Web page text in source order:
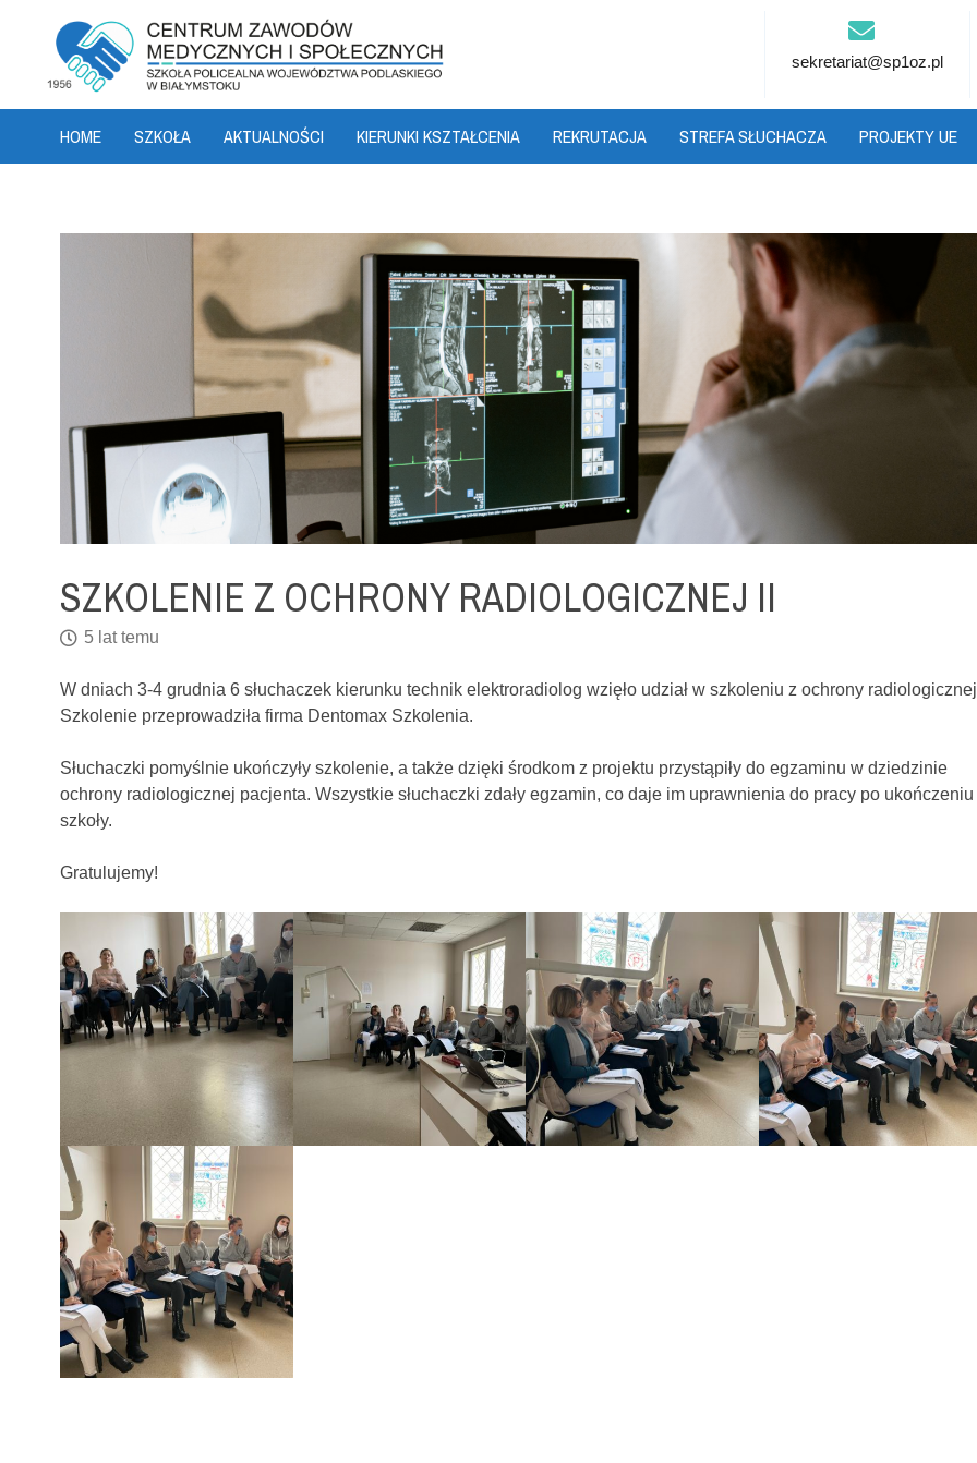
sekretariat@sp1oz.pl
HOME SZKOŁA AKTUALNOŚCI KIERUNKI KSZTAŁCENIA REKRUTACJA STREFA SŁUCHACZA PROJEKTY UE
SZKOLENIE Z OCHRONY RADIOLOGICZNEJ II
5 lat temu
W dniach 3-4 grudnia 6 słuchaczek kierunku technik elektroradiolog wzięło udział w szkoleniu z ochrony
Szkolenie przeprowadziła firma Dentomax Szkolenia.
Słuchaczki pomyślnie ukończyły szkolenie, a także dzięki środkom z projektu przystąpiły do egzaminu w dziedzinie
ochrony radiologicznej pacjenta. Wszystkie słuchaczki zdały egzamin, co daje im uprawnienia do pracy po ukończeniu
szkoły.
Gratulujemy!